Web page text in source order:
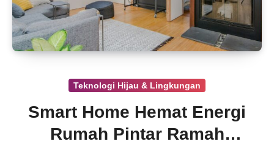
Teknologi Hijau & Lingkungan
Smart Home Hemat Energi
Rumah Pintar Ramah